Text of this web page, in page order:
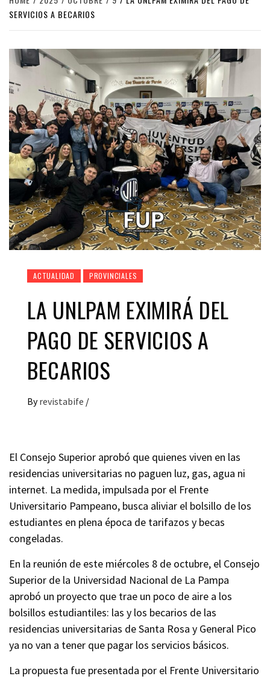
SERVICIOS A BECARIOS
ACTUALIDAD PROVINCIALES
LA UNLPAM EXIMIRÁ DEL
PAGO DE SERVICIOS A
BECARIOS
By revistabife /
El Consejo Superior aprobó que quienes viven en las
residencias universitarias no paguen luz, gas, agua ni
internet. La medida, impulsada por el Frente
Universitario Pampeano, busca aliviar el bolsillo de los
estudiantes en plena época de tarifazos y becas
congeladas.
En la reunión de este miércoles 8 de octubre, el Consejo
Superior de la Universidad Nacional de La Pampa
aprobó un proyecto que trae un poco de aire a los
bolsillos estudiantiles: las y los becarios de las
residencias universitarias de Santa Rosa y General Pico
ya no van a tener que pagar los servicios básicos.
La propuesta fue presentada por el Frente Universitario